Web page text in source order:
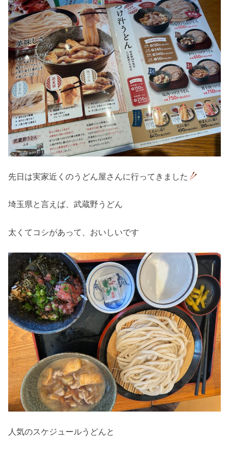
先日は実家近くのうどん屋さんに行ってきました
埼玉県と言えば、武蔵野うどん
太くてコシがあって、おいしいです
人気のスケジュールうどんと